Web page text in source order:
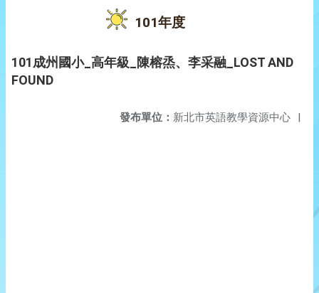
101年度
101成州國小_高年級_陳榕烝、李采融_LOST AND
FOUND
發布單位： 新北市英語教學資源中心 |